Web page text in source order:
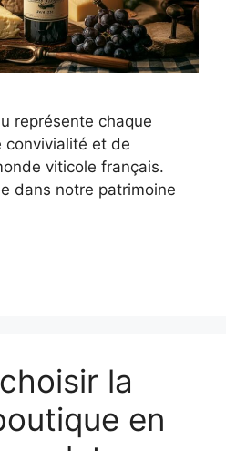
représente chaque
convivialité et de
viticole français.
dans notre patrimoine
la
en